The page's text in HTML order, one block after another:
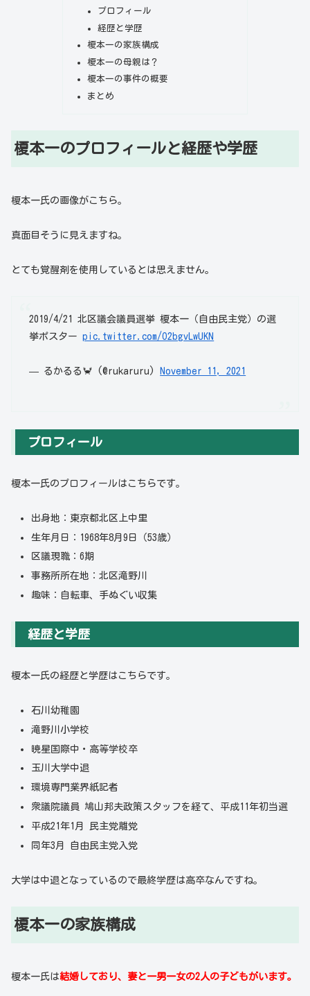
プロフィール
経歴と学歴
榎本一の家族構成
榎本一の母親は？
榎本一の事件の概要
まとめ
榎本一のプロフィールと経歴や学歴
榎本一氏の画像がこちら。
真面目そうに見えますね。
とても覚醒剤を使用しているとは思えません。
2019/4/21 北区議会議員選挙 榎本一（自由民主党）の選
挙ポスターpic.twitter.com/O2bgvLwUKN
— るかるる🦀 (@rukaruru) November 11, 2021
プロフィール
榎本一氏のプロフィールはこちらです。
出身地：東京都北区上中里
生年月日：1968年8月9日（53歳）
区議現職：6期
事務所所在地：北区滝野川
趣味：自転車、手ぬぐい収集
経歴と学歴
榎本一氏の経歴と学歴はこちらです。
石川幼稚園
滝野川小学校
暁星国際中・高等学校卒
玉川大学中退
環境専門業界紙記者
衆議院議員 鳩山邦夫政策スタッフを経て、平成11年初当選
平成21年1月 民主党離党
同年3月 自由民主党入党
大学は中退となっているので最終学歴は高卒なんですね。
榎本一の家族構成
榎本一氏は結婚しており、妻と一男一女の2人の子どもがいます。